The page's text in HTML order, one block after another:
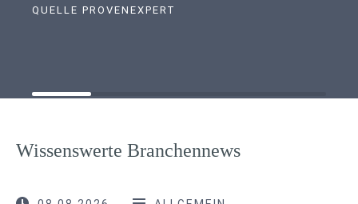
QUELLE PROVENEXPERT
Wissenswerte Branchennews